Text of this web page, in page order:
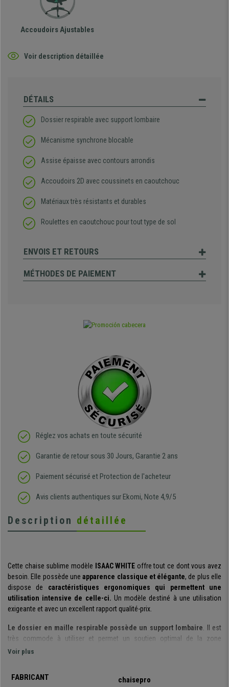
Accoudoirs Ajustables
Voir description détaillée
DÉTAILS
Dossier respirable avec support lombaire
Mécanisme synchrone blocable
Assise épaisse avec contours arrondis
Accoudoirs 2D avec coussinets en caoutchouc
Matériaux très résistants et durables
Roulettes en caoutchouc pour tout type de sol
ENVOIS ET RETOURS
MÉTHODES DE PAIEMENT
Réglez vos achats en toute sécurité
Garantie de retour sous 30 Jours, Garantie 2 ans
Paiement sécurisé et Protection de l'acheteur
Avis clients authentiques sur Ekomi, Note 4,9/5
Description détaillée
Cette chaise sublime modèle ISAAC WHITE offre tout ce dont vous avez
besoin. Elle possède uneapparence classique et élégante, de plus elle
dispose de caractéristiques ergonomiques qui permettent une
utilisation intensive de celle-ci. Un modèle destiné à une utilisation
exigeante et avec un excellent rapport qualité-prix.
Le dossier en maille respirable possède un support lombaire. Il est
très commode à utiliser et permet un soutien optimal de la zone
lombaire, élément à prendre en compte puisqu’il s’agit d’une zone
Voir plus
FABRICANT
chaisepro